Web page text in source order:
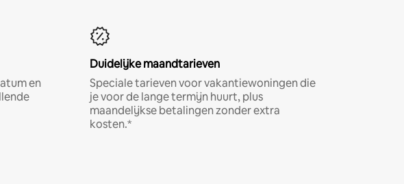
en
Duidelijke maandtarieven
Speciale tarieven voor vakantiewoningen die
je voor de lange termijn huurt, plus
maandelijkse betalingen zonder extra
kosten.*